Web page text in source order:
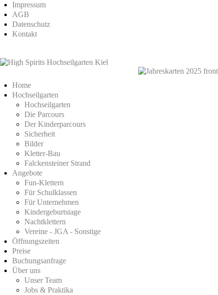
Impressum
AGB
Datenschutz
Kontakt
Home
Hochseilgarten
Hochseilgarten
Die Parcours
Der Kinderparcours
Sicherheit
Bilder
Kletter-Bau
Falckensteiner Strand
Angebote
Fun-Klettern
Für Schulklassen
Für Unternehmen
Kindergeburtstage
Nachtklettern
Vereine - JGA - Sonstige
Öffnungszeiten
Preise
Buchungsanfrage
Über uns
Unser Team
Jobs & Praktika